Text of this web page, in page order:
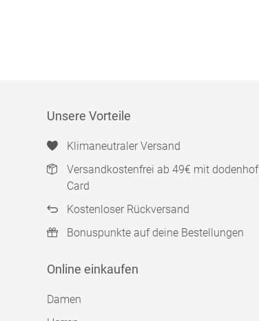
Unsere Vorteile
Klimaneutraler Versand
Versandkostenfrei ab 49€ mit dodenhof
Card
Kostenloser Rückversand
Bonuspunkte auf deine Bestellungen
Online einkaufen
Damen